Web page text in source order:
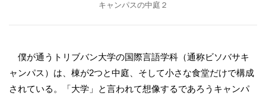
キャンパスの中庭２
僕が通うトリブバン大学の国際言語学科（通称ビソバサキ
ャンパス）は、棟が2つと中庭、そして小さな食堂だけで構成
されている。「大学」と言われて想像するであろうキャンパ